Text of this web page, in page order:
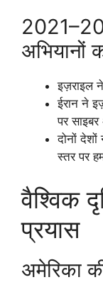
अभियानों
इज़राइल
ईरान ने
पर
दोनों
स्तर पर
वैश्विक
प्रयास
अमेरिका